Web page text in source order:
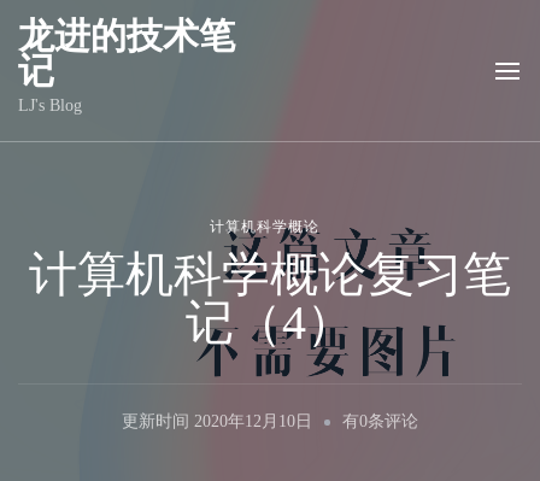
龙进的技术笔
记
LJ's Blog
计算机科学概论
计算机科学概论复习笔
记（4）
更新时间 2020年12月10日
计
有0条评论